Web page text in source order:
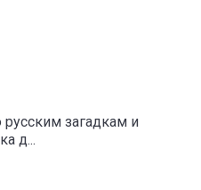
русским загадкам и
д...